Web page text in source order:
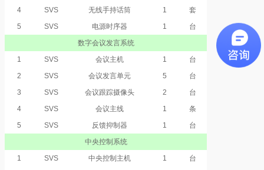
4 SVS 无线手持话筒 1
套
5
SVS 电源时序器 1
台
数字会议发言系统
1
SVS 会议主机 1
台
2
SVS 会议发言单元 5
台
3
SVS 会议跟踪摄像头 2
台
4
SVS 会议主线 1
条
5
SVS 反馈抑制器 1
台
中央控制系统
1
SVS 中央控制主机 1
台